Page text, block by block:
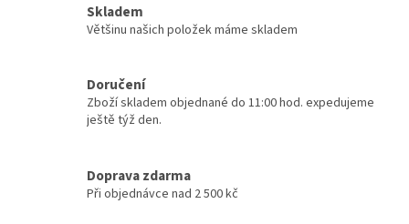
í
k
i
s
n
í
Skladem
Většinu našich položek máme skladem
Doručení
Zboží skladem objednané do 11:00 hod. expedujeme
ještě týž den.
Doprava zdarma
Při objednávce nad 2 500 kč